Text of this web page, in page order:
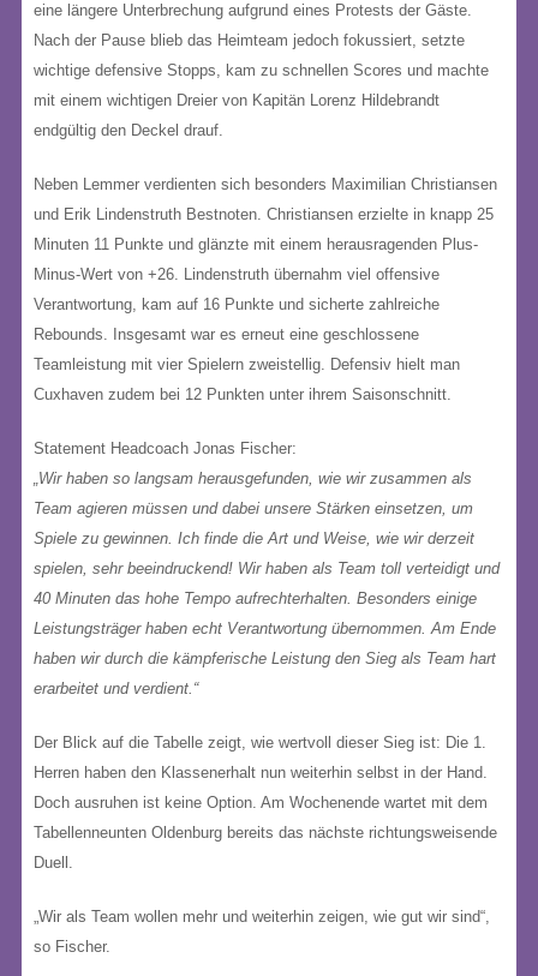
eine längere Unterbrechung aufgrund eines Protests der Gäste.
Nach der Pause blieb das Heimteam jedoch fokussiert, setzte
wichtige defensive Stopps, kam zu schnellen Scores und machte
mit einem wichtigen Dreier von Kapitän Lorenz Hildebrandt
endgültig den Deckel drauf.
Neben Lemmer verdienten sich besonders Maximilian Christiansen
und Erik Lindenstruth Bestnoten. Christiansen erzielte in knapp 25
Minuten 11 Punkte und glänzte mit einem herausragenden Plus-
Minus-Wert von +26. Lindenstruth übernahm viel offensive
Verantwortung, kam auf 16 Punkte und sicherte zahlreiche
Rebounds. Insgesamt war es erneut eine geschlossene
Teamleistung mit vier Spielern zweistellig. Defensiv hielt man
Cuxhaven zudem bei 12 Punkten unter ihrem Saisonschnitt.
Statement Headcoach Jonas Fischer:
„Wir haben so langsam herausgefunden, wie wir zusammen als
Team agieren müssen und dabei unsere Stärken einsetzen, um
Spiele zu gewinnen. Ich finde die Art und Weise, wie wir derzeit
spielen, sehr beeindruckend! Wir haben als Team toll verteidigt und
40 Minuten das hohe Tempo aufrechterhalten. Besonders einige
Leistungsträger haben echt Verantwortung übernommen. Am Ende
haben wir durch die kämpferische Leistung den Sieg als Team hart
erarbeitet und verdient.“
Der Blick auf die Tabelle zeigt, wie wertvoll dieser Sieg ist: Die 1.
Herren haben den Klassenerhalt nun weiterhin selbst in der Hand.
Doch ausruhen ist keine Option. Am Wochenende wartet mit dem
Tabellenneunten Oldenburg bereits das nächste richtungsweisende
Duell.
„Wir als Team wollen mehr und weiterhin zeigen, wie gut wir sind“,
so Fischer.